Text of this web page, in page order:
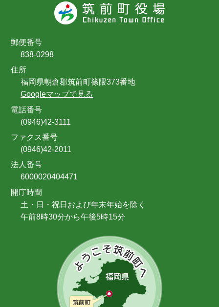
郵便番号
838-0298
住所
福岡県朝倉郡筑前町篠隈373番地
Googleマップで見る
電話番号
(0946)42-3111
ファクス番号
(0946)42-2011
法人番号
6000020404471
開庁時間
土・日・祝日および年末年始を除く
午前8時30分から午後5時15分